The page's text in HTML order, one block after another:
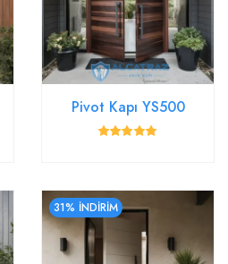
Pivot Kapı YS500
31% İNDİRİM